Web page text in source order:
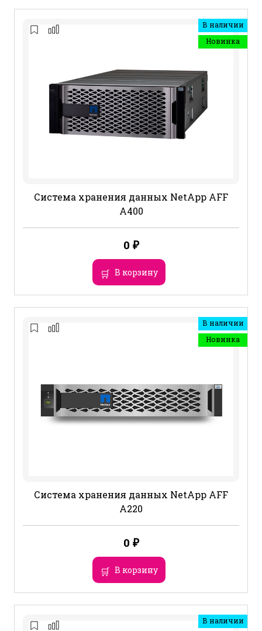
В наличии
Новинка
Система хранения данных NetApp AFF
A400
0 ₽
В корзину
В наличии
Новинка
Система хранения данных NetApp AFF
A220
0 ₽
В корзину
В наличии